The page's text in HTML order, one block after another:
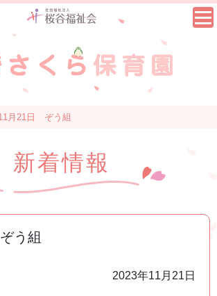
月21日 ぞう組
新着情報
う組
2023年11月21日